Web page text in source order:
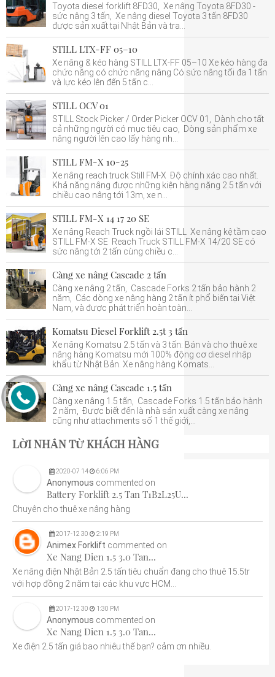
Toyota diesel forklift 8FD30, Xe nâng Toyota 8FD30 -
sức nâng 3 tấn, Xe nâng diesel Toyota 3 tấn 8FD30
được sản xuất tại Nhật Bản và tra...
STILL LTX-FF 05–10
Xe nâng & kéo hàng STILL LTX-FF 05–10 Xe kéo hàng đa
chức năng có chức năng nâng Có sức nâng tối đa 1 tấn
và lực kéo lên đến 5 tấn c...
STILL OCV 01
STILL Stock Picker / Order Picker OCV 01, Dành cho tất
cả những người có mục tiêu cao, Dòng sản phẩm xe
nâng người lên cao lấy hàng nh...
STILL FM-X 10-25
Xe nâng reach truck Still FM-X Độ chính xác cao nhất.
Khả năng nâng được những kiện hàng nặng 2.5 tấn với
chiều cao nâng tới 13m, xe n...
STILL FM-X 14 17 20 SE
Xe nâng Reach Truck ngồi lái STILL Xe nâng kệ tầm cao
STILL FM-X SE Reach Truck STILL FM-X 14/20 SE có
sức nâng tới 2 tấn cùng chiều c...
Càng xe nâng Cascade 2 tấn
Càng xe nâng 2 tấn, Cascade Forks 2 tấn bảo hành 2
năm, Các dòng xe nâng hàng 2 tấn ít phổ biến tại Việt
Nam, và được phát triển hoàn toàn...
Komatsu Diesel Forklift 2.5t 3 tấn
Xe nâng Komatsu 2.5 tấn và 3 tấn: Bán và cho thuê xe
nâng hàng Komatsu mới 100% động cơ diesel nhập
khẩu từ Nhật Bản. Xe nâng hàng Komats...
Càng xe nâng Cascade 1.5 tấn
Càng xe nâng 1.5 tấn, Cascade Forks 1.5 tấn bảo hành
2 năm, Được biết đến là nhà sản xuất càng xe nâng
cũng như attachments số 1 thế giới,...
LỜI NHẮN TỪ KHÁCH HÀNG
Anonymous commented on
Battery Forklift 2.5 Tan T1B2L25U...
2020-07 14 6:06 PM
Chuyên cho thuê xe nâng hàng
Animex Forklift commented on
Xe Nang Dien 1.5 3.0 Tan...
2017-12 30 2:19 PM
Xe nâng điện Nhật Bản 2.5 tấn tiêu chuẩn đang cho thuê 15.5tr
với hợp đồng 2 năm tại các khu vực HCM...
Anonymous commented on
Xe Nang Dien 1.5 3.0 Tan...
2017-12 30 1:30 PM
Xe điện 2.5 tấn giá bao nhiêu thế bạn? cảm ơn nhiều.